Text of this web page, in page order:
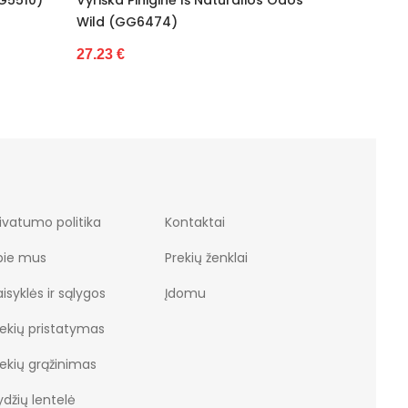
31.22 €
politika
mus
ir sąlygos
pristatymas
grąžinimas
lentelė
Kontaktai
Prekių ženklai
Įdomu